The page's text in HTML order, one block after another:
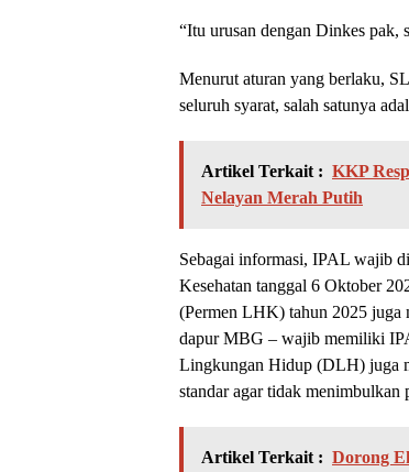
“Itu urusan dengan Dinkes pak,
Menurut aturan yang berlaku,
seluruh syarat, salah satunya
Artikel Terkait : KKP
Nelayan Merah Putih
Sebagai informasi, IPAL wajib
Kesehatan tanggal 6 Oktober
(Permen LHK) tahun 2025 juga
dapur MBG – wajib memiliki
Lingkungan Hidup (DLH) juga
standar agar tidak menimbulkan
Artikel Terkait : Dorong